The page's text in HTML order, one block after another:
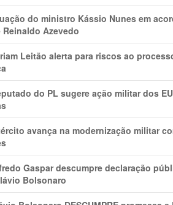
do ministro Kássio Nunes em
Azevedo
Leitão alerta para riscos ao
do PL sugere ação militar dos
avança na modernização militar
Gaspar descumpre declaração
Bolsonaro